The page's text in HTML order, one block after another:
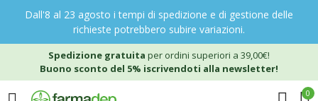
Dall'8 al 23 agosto i tempi di spedizione e di gestione delle
richieste potrebbero subire variazioni.
Spedizione gratuita per ordini superiori a 39,00€!
Buono sconto del 5% iscrivendoti alla newsletter!
0